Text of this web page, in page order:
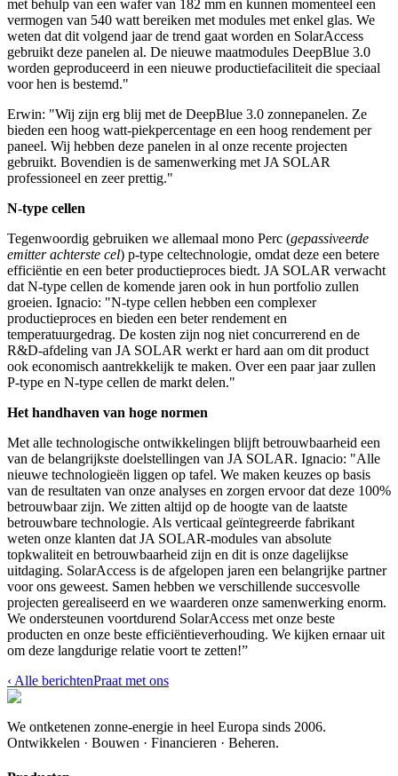
met behulp van een wafer van 182 mm en kunnen momenteel een
vermogen van 540 watt bereiken met modules met enkel glas. We
weten dat dit volgend jaar de trend gaat worden en SolarAccess
gebruikt deze panelen al. De nieuwe maatmodules DeepBlue 3.0
worden geproduceerd in een nieuwe productiefaciliteit die speciaal
voor hen is bestemd."
Erwin: "Wij zijn erg blij met de DeepBlue 3.0 zonnepanelen. Ze
bieden een hoog watt-piekpercentage en een hoog rendement per
paneel. Wij hebben deze panelen in al onze recente projecten
gebruikt. Bovendien is de samenwerking met JA SOLAR
professioneel en zeer prettig."
N-type cellen
Tegenwoordig gebruiken we allemaal mono Perc (gepassiveerde
emitter achterste cel) p-type celtechnologie, omdat deze een betere
efficiëntie en een beter productieproces biedt. JA SOLAR verwacht
dat N-type cellen de komende jaren ook in hun portfolio zullen
groeien. Ignacio: "N-type cellen hebben een complexer
productieproces en bieden een beter rendement en
temperatuurgedrag. De kosten zijn nog niet concurrerend en de
R&D-afdeling van JA SOLAR werkt er hard aan om dit product
ook economisch aantrekkelijk te maken. Over een paar jaar zullen
P-type en N-type cellen de markt delen."
Het handhaven van hoge normen
Met alle technologische ontwikkelingen blijft betrouwbaarheid een
van de belangrijkste doelstellingen van JA SOLAR. Ignacio: "Alle
nieuwe technologieën liggen op tafel. We maken keuzes op basis
van de resultaten van onze analyses en zorgen ervoor dat deze 100%
betrouwbaar zijn. We zitten altijd op de hoogte van de laatste
betrouwbare technologie. Als verticaal geïntegreerde fabrikant
weten onze klanten dat JA SOLAR-modules van absolute
topkwaliteit en betrouwbaarheid zijn en dit is onze dagelijkse
uitdaging. SolarAccess is de afgelopen jaren een belangrijke partner
voor ons geweest. Samen hebben we verschillende succesvolle
projecten gerealiseerd en we waarderen onze samenwerking enorm.
We ondersteunen voortdurend SolarAccess met onze beste
producten en onze beste efficiëntieverhouding. We kijken ernaar uit
om deze langdurige relatie voort te zetten!”
‹ Alle berichtenPraat met ons
We ontketenen zonne-energie in heel Europa sinds 2006.
Ontwikkelen · Bouwen · Financieren · Beheren.